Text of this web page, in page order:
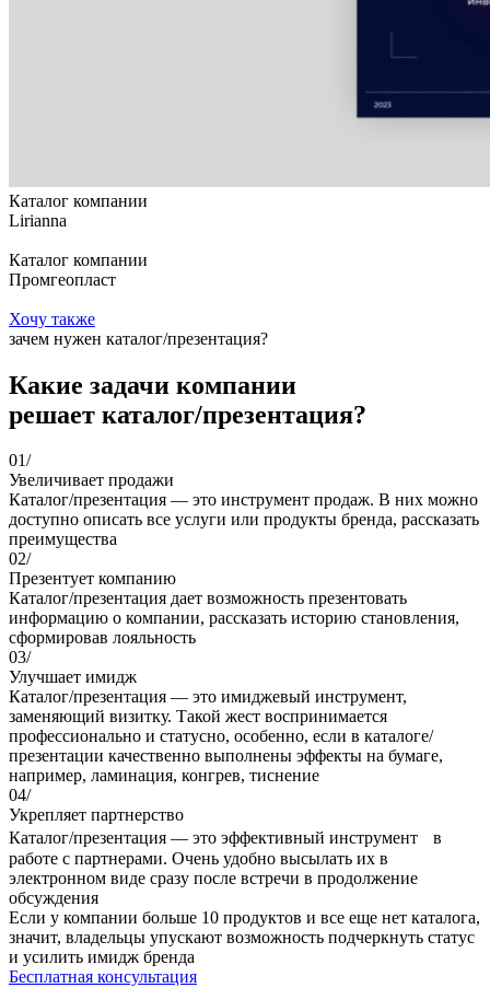
Каталог компании
Lirianna
Каталог компании
Промгеопласт
Хочу также
зачем нужен каталог/презентация?
Какие задачи компании
решает каталог/презентация?
01/
Увеличивает продажи
Каталог/презентация — это инструмент продаж. В них можно
доступно описать все услуги или продукты бренда, рассказать
преимущества
02/
Презентует компанию
Каталог/презентация дает возможность презентовать
информацию о компании, рассказать историю становления,
сформировав лояльность
03/
Улучшает имидж
Каталог/презентация — это имиджевый инструмент,
заменяющий визитку. Такой жест воспринимается
профессионально и статусно, особенно, если в каталоге/
презентации качественно выполнены эффекты на бумаге,
например, ламинация, конгрев, тиснение
04/
Укрепляет партнерство
Каталог/презентация — это эффективный инструмент в
работе с партнерами. Очень удобно высылать их в
электронном виде сразу после встречи в продолжение
обсуждения
Если у компании больше 10 продуктов и все еще нет каталога,
значит, владельцы упускают возможность подчеркнуть статус
и усилить имидж бренда
Бесплатная консультация